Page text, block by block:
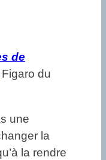
de
Figaro du
une
la
la rendre